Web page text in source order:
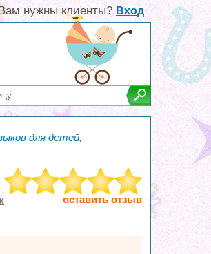
нужны клиенты? Вход
для детей,
оставить отзыв